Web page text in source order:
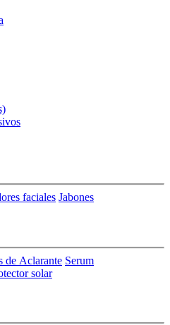
faciales Jabones
de Aclarante Serum
solar